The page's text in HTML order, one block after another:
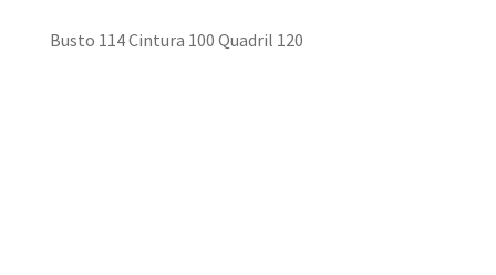
Busto 114 Cintura 100 Quadril 120